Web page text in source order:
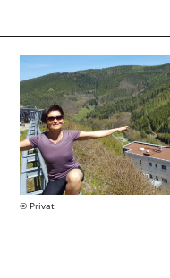
Privat